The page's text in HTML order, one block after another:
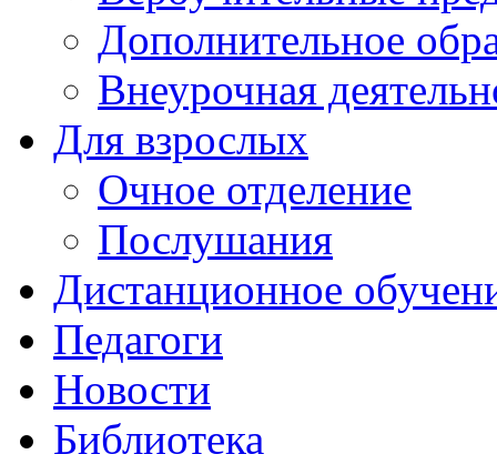
Дополнительное
Внеурочная
Для взрослых
Очное отделение
Послушания
Дистанционное
Педагоги
Новости
Библиотека